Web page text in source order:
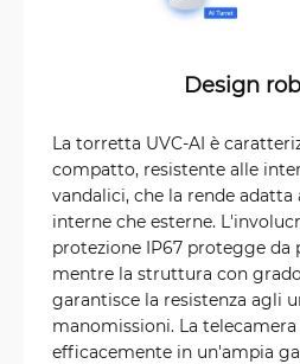
Design
La torretta UVC-AI è
compatto, resistente alle
vandalici, che la rende adatta
interne che esterne.
protezione IP67 protegge da
mentre la struttura con
garantisce la resistenza agli
manomissioni. La
efficacemente in un'ampia